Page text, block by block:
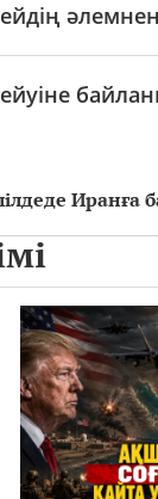
Иранға